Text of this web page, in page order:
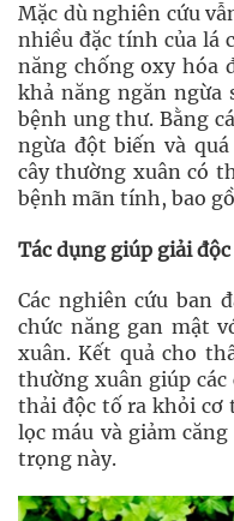
Mặc dù nghiên cứu
nhiều đặc tính của lá
năng chống oxy hóa
khả năng ngăn ngừa
bệnh ung thư. Bằng
ngừa đột biến và
cây thường xuân có
bệnh mãn tính, bao
Tác dụng giúp giải độc
Các nghiên cứu ban
chức năng gan mật
xuân. Kết quả cho
thường xuân giúp
thải độc tố ra khỏi cơ
lọc máu và giảm
trọng này.